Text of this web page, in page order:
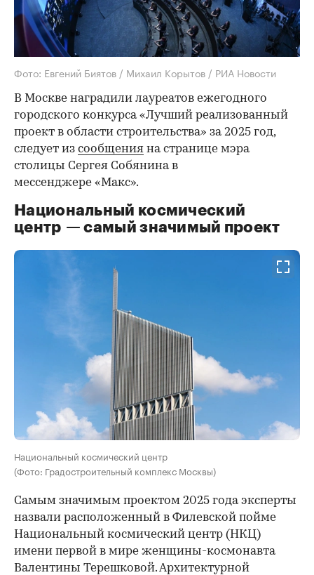
Фото: Евгений Биятов / Михаил Корытов / РИА Новости
В Москве наградили лауреатов ежегодного
городского конкурса «Лучший реализованный
проект в области строительства» за 2025 год,
следует из сообщения на странице мэра
столицы Сергея Собянина в
мессенджере «Макс».
Национальный космический
центр — самый значимый проект
Национальный космический центр
(Фото: Градостроительный комплекс Москвы)
Самым значимым проектом 2025 года эксперты
назвали расположенный в Филевской пойме
Национальный космический центр (НКЦ)
имени первой в мире женщины-космонавта
Валентины Терешковой. Архитектурной